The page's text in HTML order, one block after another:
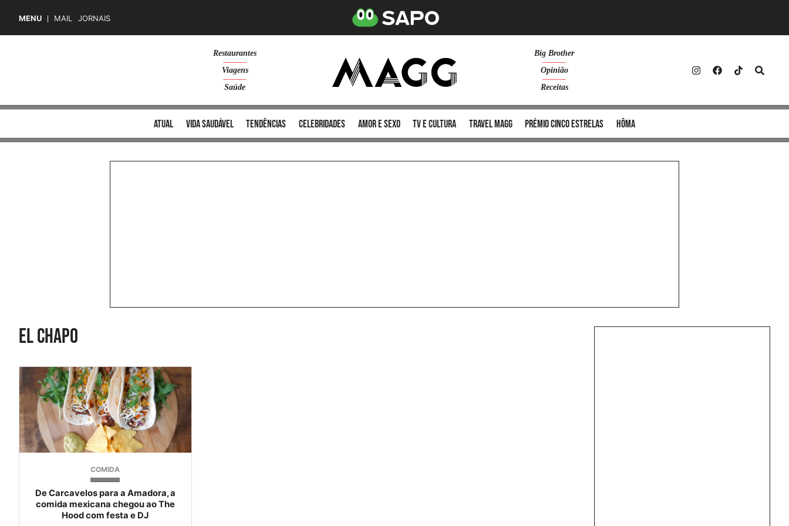
MENU MAIL JORNAIS
Restaurantes
Viagens
Saúde
Big Brother
Opinião
Receitas
atual vida saudável tendências celebridades amor e sexo TV e cultura Travel MAGG Prémio Cinco Estrelas Hôma
el chapo
COMIDA
De Carcavelos para a Amadora, a
comida mexicana chegou ao The
Hood com festa e DJ